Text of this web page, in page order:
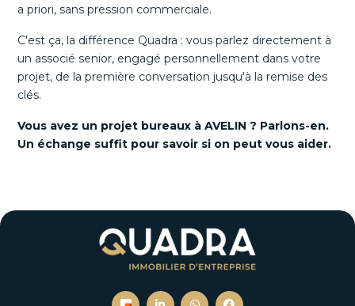
a priori, sans pression commerciale.
C'est ça, la différence Quadra : vous parlez directement à
un associé senior, engagé personnellement dans votre
projet, de la première conversation jusqu'à la remise des
clés.
Vous avez un projet bureaux à AVELIN ? Parlons-en.
Un échange suffit pour savoir si on peut vous aider.